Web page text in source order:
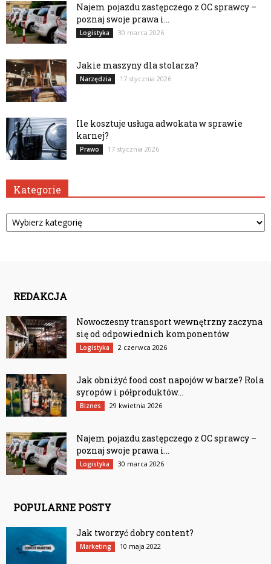
Najem pojazdu zastępczego z OC sprawcy –
poznaj swoje prawa i...
Logistyka 30 marca 2026
Jakie maszyny dla stolarza?
Narzędzia 17 stycznia 2026
Ile kosztuje usługa adwokata w sprawie
karnej?
Prawo 17 stycznia 2026
Kategorie
Kategorie
REDAKCJA
Nowoczesny transport wewnętrzny zaczyna
się od odpowiednich komponentów
Logistyka 2 czerwca 2026
Jak obniżyć food cost napojów w barze? Rola
syropów i półproduktów...
Biznes 29 kwietnia 2026
Najem pojazdu zastępczego z OC sprawcy –
poznaj swoje prawa i...
Logistyka 30 marca 2026
POPULARNE POSTY
Jak tworzyć dobry content?
Marketing 10 maja 2022